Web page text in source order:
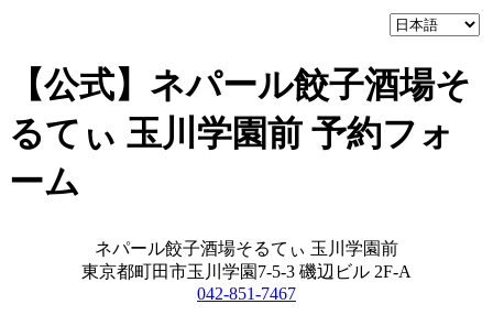
【公式】ネパール餃子酒場そ
るてぃ 玉川学園前 予約フォ
ーム
ネパール餃子酒場そるてぃ 玉川学園前
東京都町田市玉川学園7-5-3 磯辺ビル 2F-A
042-851-7467